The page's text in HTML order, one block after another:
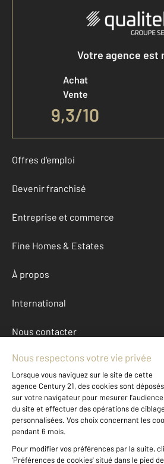
Votre agence est
Achat
Vente
9,3/10
Offres d'emploi
Devenir franchisé
Entreprise et commerce
Fine Homes & Estates
À propos
International
Nous contacter
Mentions légales & CGU et
Données
Gestionnaire des